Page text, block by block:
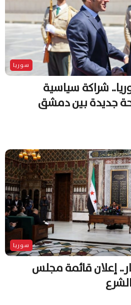
سوريا
شراكة سياسية
جديدة بين دمشق
سوريا
إعلان قائمة مجلس